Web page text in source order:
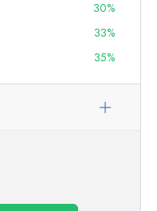
30%
33%
35%